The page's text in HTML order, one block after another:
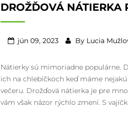
DROŽĎOVÁ NÁTIERKA
jún 09, 2023 By Lucia
Nátierky sú mimoriadne populárne.
ich na chlebíčkoch keď máme
večeru. Drožďová nátierka je pre
vám však názor rýchlo zmení. S